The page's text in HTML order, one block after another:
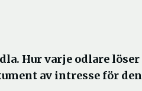
Hur varje odlare löser
av intresse för den